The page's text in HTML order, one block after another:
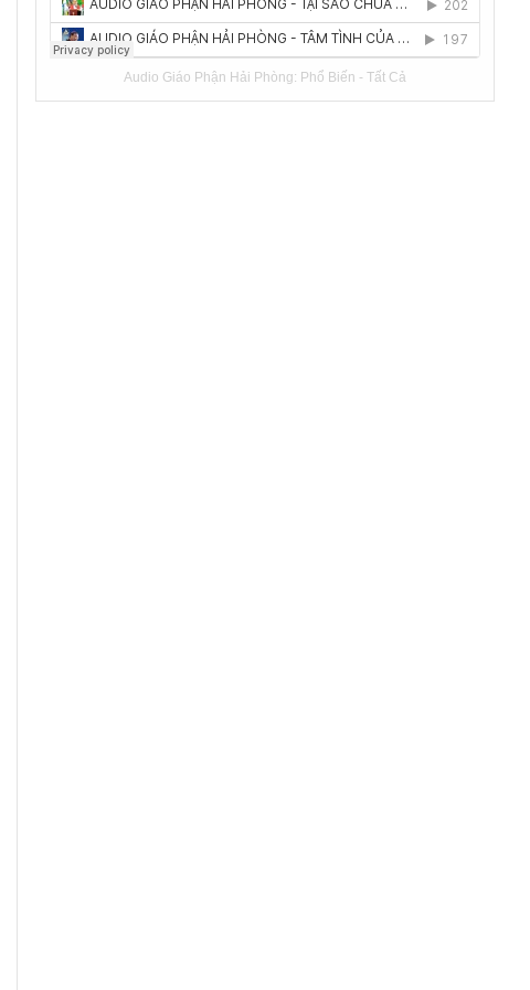
Audio Giáo Phận Hải Phòng: Phổ Biến - Tất Cả